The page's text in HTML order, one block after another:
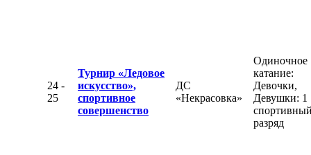
24 -
25
Турнир «Ледовое
искусство»,
спортивное
совершенство
ДС
«Некрасовка»
Одиночное
катание:
Девочки,
Девушки: 1
разряд